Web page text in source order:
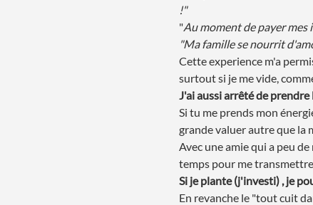
!"
"Au moment de payer mes
"Ma famille se nourrit
Cette experience m'a
surtout si je me vide,
J'ai aussi arrêté de
Si tu me prends mon
grande valuer autre que
Avec une amie qui a peu
temps pour me
Si je plante (j'investi) , je
En revanche le "tout cuit